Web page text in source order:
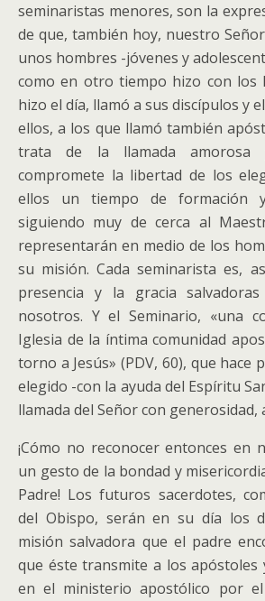
seminaristas menores, son la
de que, también hoy, nuestro
unos hombres -jóvenes y
como en otro tiempo hizo con los
hizo el día, llamó a sus discípulos y
ellos, a los que llamó también
trata de la llamada amorosa
compromete la libertad de los
ellos un tiempo de formación
siguiendo muy de cerca al
representarán en medio de los
su misión. Cada seminarista es,
presencia y la gracia
nosotros. Y el Seminario, «una
Iglesia de la íntima comunidad
torno a Jesús» (PDV, 60), que hace
elegido -con la ayuda del Espíritu
llamada del Señor con generosidad,
¡Cómo no reconocer entonces en
un gesto de la bondad y
Padre! Los futuros sacerdotes,
del Obispo, serán en su día los
misión salvadora que el padre
que éste transmite a los apóstoles
en el ministerio apostólico por